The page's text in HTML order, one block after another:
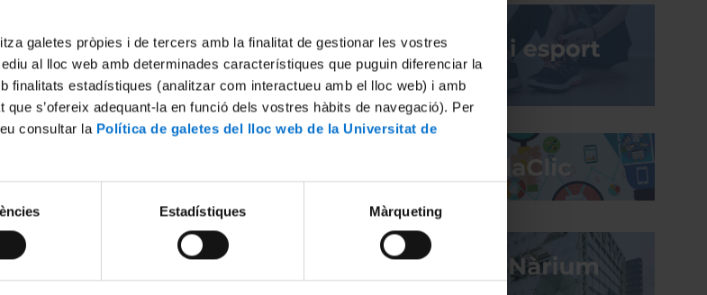
galetes pròpies i de tercers amb la finalitat de gestionar les vostres
al lloc web amb determinades característiques que puguin diferenciar la
finalitats estadístiques (analitzar com interactueu amb el lloc web) i amb
s’ofereix adequant-la en funció dels vostres hàbits de navegació). Per
consultar la Política de galetes del lloc web de la Universitat de
Estadístiques Màrqueting
| Thu Feb 19 01:00:00 CET 2026
de preparació d'oposicions internes: escala
subgrup C1 (2026)
| Thu Jan 29 01:00:00 CET 2026
DE FORMACIÓ PER A PROCESSOS SELECTIUS
informem que ja podeu trobar el material corresponent a
sessions formatives per a la preparació de temaris en